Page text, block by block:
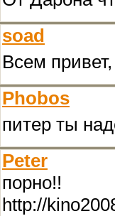
soad
Всем
Phobos
питер ты
Peter
порно!!
http://